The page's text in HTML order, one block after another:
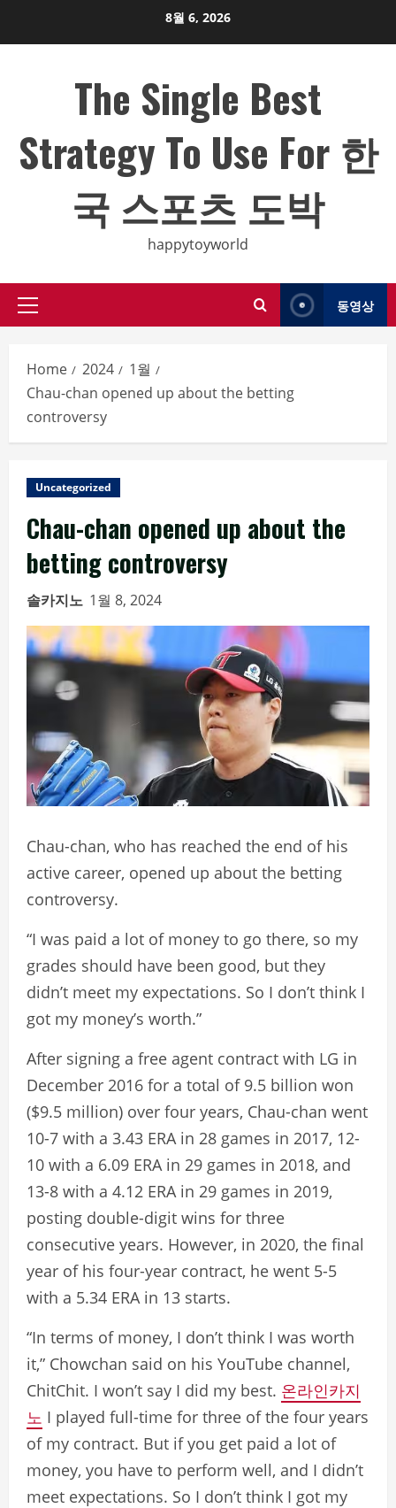
8월 6, 2026
The Single Best
Strategy To Use For 한
국 스포츠 도박
happytoyworld
Primary
동영상
Home 2024
1월
Chau-chan opened up about the betting
controversy
Uncategorized
Chau-chan opened up about the
betting controversy
솔카지노 1월 8, 2024
Chau-chan, who has reached the end of his
active career, opened up about the betting
controversy.
“I was paid a lot of money to go there, so my
grades should have been good, but they
didn’t meet my expectations. So I don’t think I
got my money’s worth.”
After signing a free agent contract with LG in
December 2016 for a total of 9.5 billion won
($9.5 million) over four years, Chau-chan went
10-7 with a 3.43 ERA in 28 games in 2017, 12-
10 with a 6.09 ERA in 29 games in 2018, and
13-8 with a 4.12 ERA in 29 games in 2019,
posting double-digit wins for three
consecutive years. However, in 2020, the final
year of his four-year contract, he went 5-5
with a 5.34 ERA in 13 starts.
“In terms of money, I don’t think I was worth
it,” Chowchan said on his YouTube channel,
ChitChit. I won’t say I did my best. 온라인카지
노 I played full-time for three of the four years
of my contract. But if you get paid a lot of
money, you have to perform well, and I didn’t
meet expectations. So I don’t think I got my